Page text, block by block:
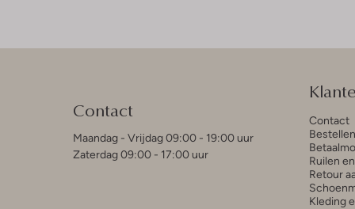
Contact
Maandag - Vrijdag 09:00 - 19:00 uur
Zaterdag 09:00 - 17:00 uur
Contact
Ruilen
Retour
Kleding